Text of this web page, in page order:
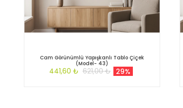
Cam Görünümlü Yapışkanlı Tablo Çiçek
(Model- 43)
441,60 ₺ 621,00 ₺ 29%